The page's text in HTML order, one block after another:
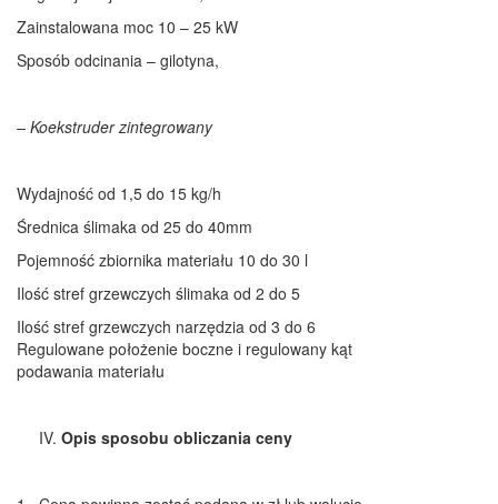
Zainstalowana moc 10 – 25 kW
Sposób odcinania – gilotyna,
– Koekstruder zintegrowany
Wydajność od 1,5 do 15 kg/h
Średnica ślimaka od 25 do 40mm
Pojemność zbiornika materiału 10 do 30 l
Ilość stref grzewczych ślimaka od 2 do 5
Ilość stref grzewczych narzędzia od 3 do 6
Regulowane położenie boczne i regulowany kąt
podawania materiału
Opis sposobu obliczania ceny